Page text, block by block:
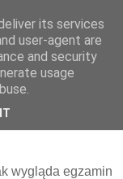
wygląda egzamin
its services
user-agent are
and security
usage